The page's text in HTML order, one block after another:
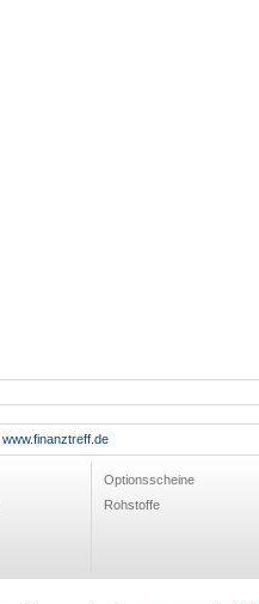
www.finanztreff.de
Optionsscheine
Rohstoffe